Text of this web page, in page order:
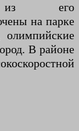
из его
на парке
В районе